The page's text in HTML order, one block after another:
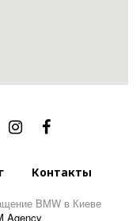
Контакты
BMW в Киеве
Agency